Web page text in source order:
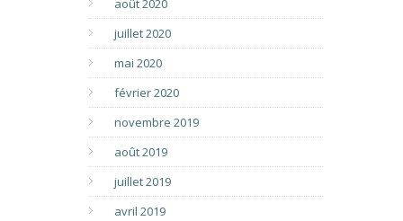
août 2020
juillet 2020
mai 2020
février 2020
novembre 2019
août 2019
juillet 2019
avril 2019